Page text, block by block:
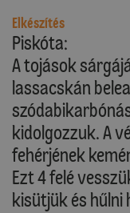
Elkészítés
Piskóta:
A tojások
lassacskán
kidolgozzuk. A
fehérjének
Ezt 4 felé
kisütjük és hűlni